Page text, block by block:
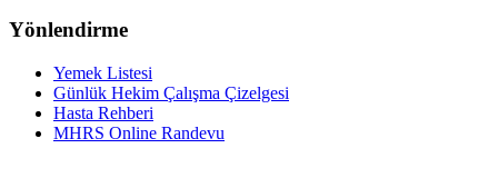
Yönlendirme
Yemek Listesi
Günlük Hekim Çalışma Çizelgesi
Hasta Rehberi
MHRS Online Randevu